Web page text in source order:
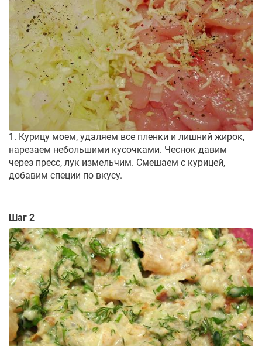
1. Курицу моем, удаляем все пленки и лишний жирок,
нарезаем небольшими кусочками. Чеснок давим
через пресс, лук измельчим. Смешаем с курицей,
добавим специи по вкусу.
Шаг 2